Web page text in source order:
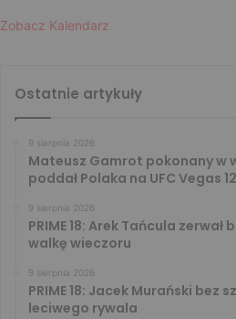
Zobacz Kalendarz
Ostatnie artykuły
9 sierpnia 2026
Mateusz Gamrot pokonany w
poddał Polaka na UFC Vegas
9 sierpnia 2026
PRIME 18: Arek Tańcula
walkę wieczoru
9 sierpnia 2026
PRIME 18: Jacek Murański bez
leciwego rywala